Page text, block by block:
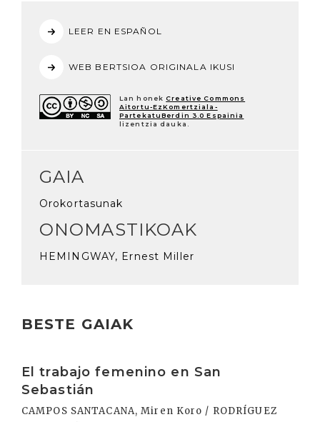
LEER EN ESPAÑOL
WEB BERTSIOA ORIGINALA IKUSI
Lan honek Creative Commons
Aitortu-EzKomertziala-
PartekatuBerdin 3.0 Espainia
lizentzia dauka.
GAIA
Orokortasunak
ONOMASTIKOAK
HEMINGWAY, Ernest Miller
BESTE GAIAK
El trabajo femenino en San
Sebastián
CAMPOS SANTACANA, Miren Koro / RODRÍGUEZ